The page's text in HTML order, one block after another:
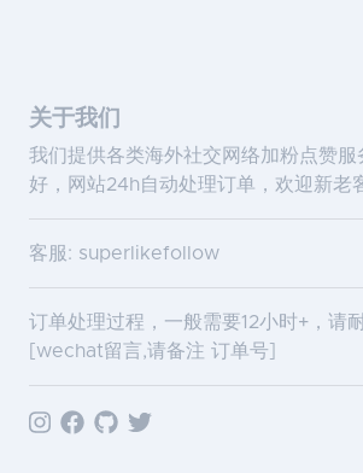
关于我们
我们提供各类海外社交网络加粉点赞服
好，网站24h自动处理订单，欢迎新老
客服: superlikefollow
订单处理过程，一般需要12小时+，请
[wechat留言,请备注 订单号]